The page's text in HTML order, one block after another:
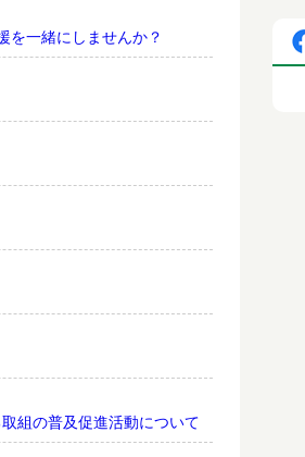
を一緒にしませんか？
組の普及促進活動について